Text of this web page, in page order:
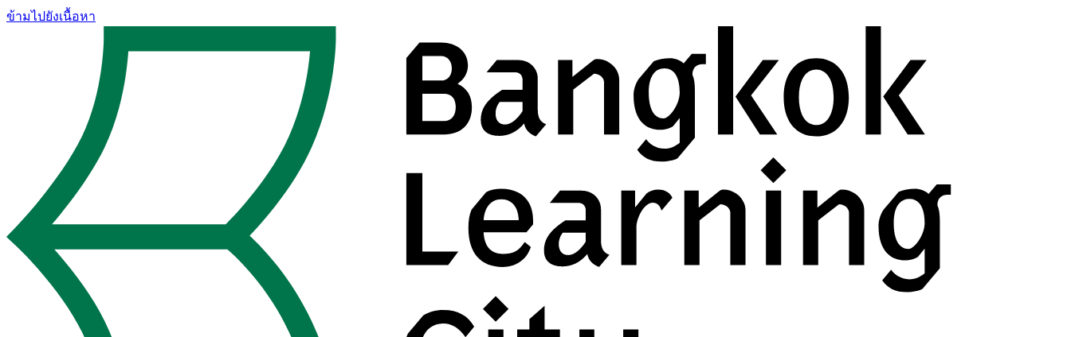
ข้ามไปยังเนื้อหา